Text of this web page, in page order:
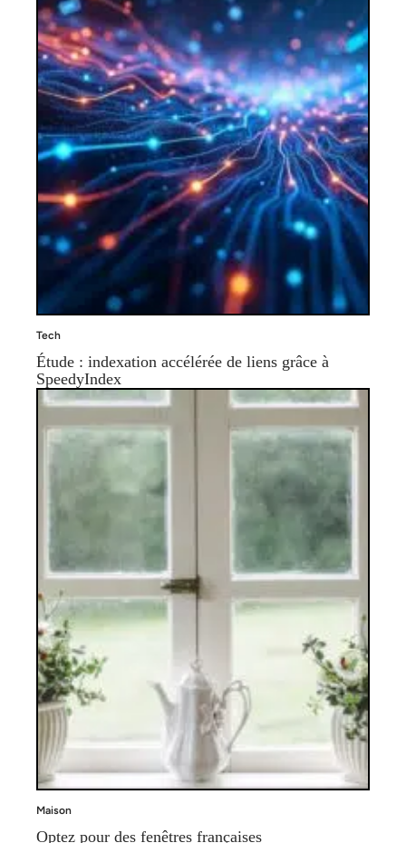
Tech
Étude : indexation accélérée de liens grâce à
SpeedyIndex
Maison
Optez pour des fenêtres françaises